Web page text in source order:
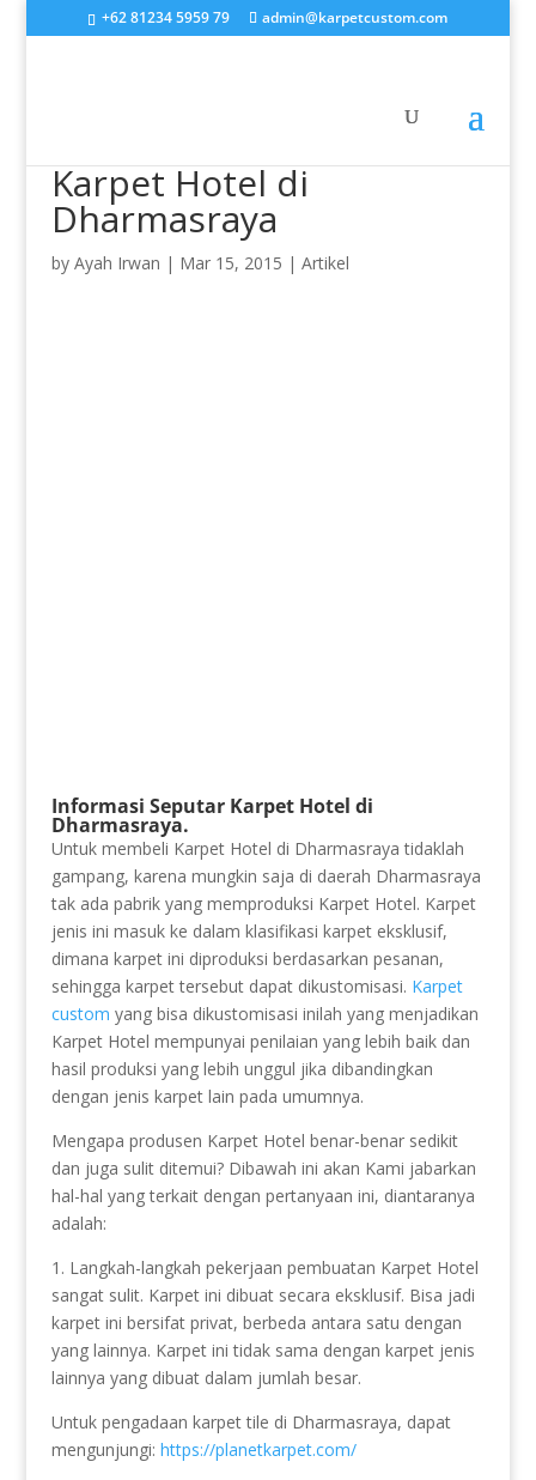
+62 81234 5959 79 admin@karpetcustom.com
Karpet Hotel di
Dharmasraya
by Ayah Irwan | Mar 15, 2015 | Artikel
Informasi Seputar Karpet Hotel di
Dharmasraya.
Untuk membeli Karpet Hotel di Dharmasraya tidaklah
gampang, karena mungkin saja di daerah Dharmasraya
tak ada pabrik yang memproduksi Karpet Hotel. Karpet
jenis ini masuk ke dalam klasifikasi karpet eksklusif,
dimana karpet ini diproduksi berdasarkan pesanan,
sehingga karpet tersebut dapat dikustomisasi. Karpet
custom yang bisa dikustomisasi inilah yang menjadikan
Karpet Hotel mempunyai penilaian yang lebih baik dan
hasil produksi yang lebih unggul jika dibandingkan
dengan jenis karpet lain pada umumnya.
Mengapa produsen Karpet Hotel benar-benar sedikit
dan juga sulit ditemui? Dibawah ini akan Kami jabarkan
hal-hal yang terkait dengan pertanyaan ini, diantaranya
adalah:
1. Langkah-langkah pekerjaan pembuatan Karpet Hotel
sangat sulit. Karpet ini dibuat secara eksklusif. Bisa jadi
karpet ini bersifat privat, berbeda antara satu dengan
yang lainnya. Karpet ini tidak sama dengan karpet jenis
lainnya yang dibuat dalam jumlah besar.
Untuk pengadaan karpet tile di Dharmasraya, dapat
mengunjungi: https://planetkarpet.com/